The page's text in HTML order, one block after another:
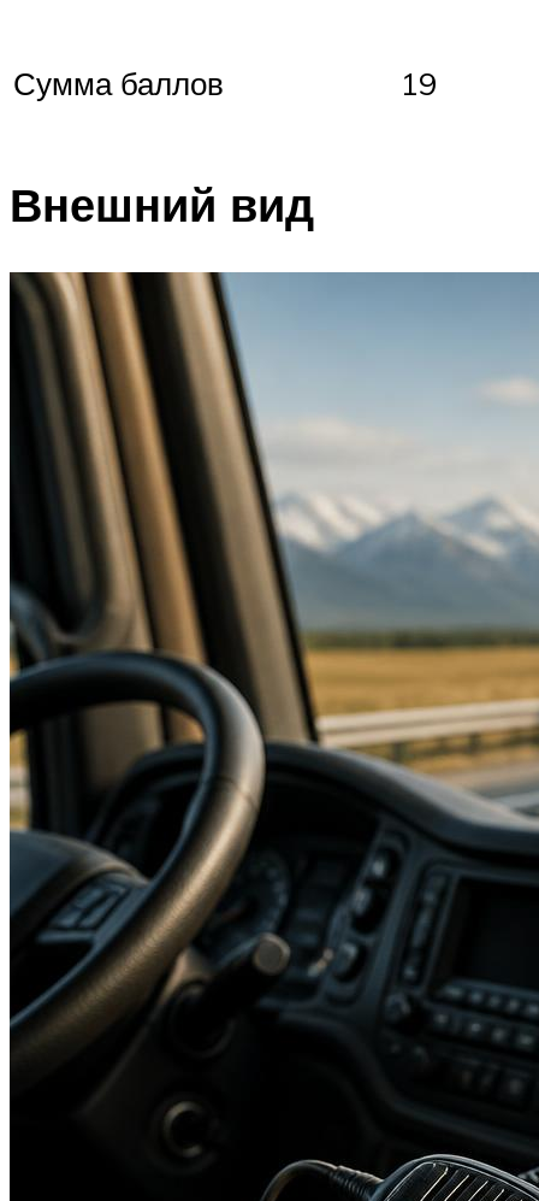
Сумма баллов 19
Внешний вид